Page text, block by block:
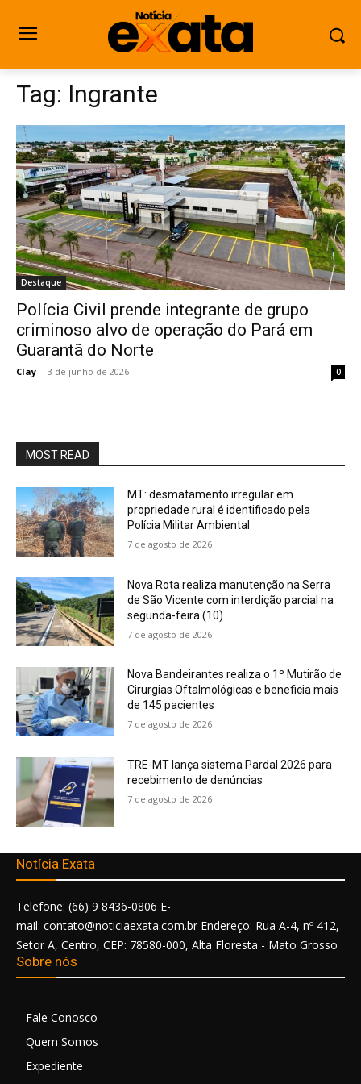
Tag: Ingrante
Destaque
Polícia Civil prende integrante de grupo
criminoso alvo de operação do Pará em
Guarantã do Norte
Clay - 3 de junho de 2026 0
MOST READ
MT: desmatamento irregular em
propriedade rural é identificado pela
Polícia Militar Ambiental
7 de agosto de 2026
Nova Rota realiza manutenção na Serra
de São Vicente com interdição parcial na
segunda-feira (10)
7 de agosto de 2026
Nova Bandeirantes realiza o 1º Mutirão de
Cirurgias Oftalmológicas e beneficia mais
de 145 pacientes
7 de agosto de 2026
TRE-MT lança sistema Pardal 2026 para
recebimento de denúncias
7 de agosto de 2026
Notícia Exata
Telefone: (66) 9 8436-0806 E-
mail: contato@noticiaexata.com.br Endereço: Rua A-4, nº 412,
Setor A, Centro, CEP: 78580-000, Alta Floresta - Mato Grosso
Sobre nós
Fale Conosco
Quem Somos
Expediente